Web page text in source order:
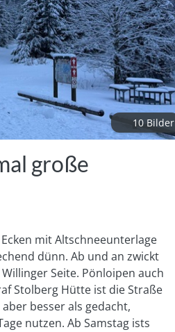
10 Bilder
große
mit Altschneeunterlage
dünn. Ab und an zwickt
Seite. Pönloipen auch
Stolberg Hütte ist die Straße
besser als gedacht,
nutzen. Ab Samstag ists